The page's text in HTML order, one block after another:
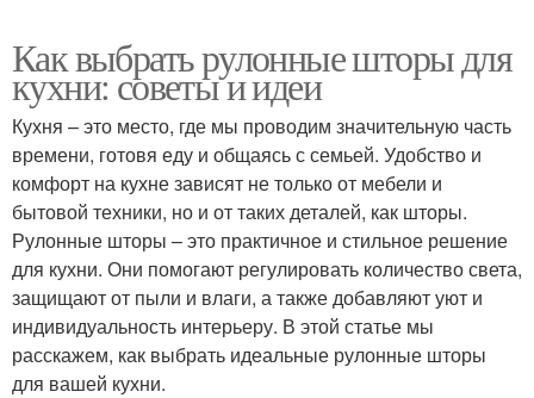
Как выбрать рулонные шторы для
кухни: советы и идеи
Кухня – это место, где мы проводим значительную часть
времени, готовя еду и общаясь с семьей. Удобство и
комфорт на кухне зависят не только от мебели и
бытовой техники, но и от таких деталей, как шторы.
Рулонные шторы – это практичное и стильное решение
для кухни. Они помогают регулировать количество света,
защищают от пыли и влаги, а также добавляют уют и
индивидуальность интерьеру. В этой статье мы
расскажем, как выбрать идеальные рулонные шторы
для вашей кухни.